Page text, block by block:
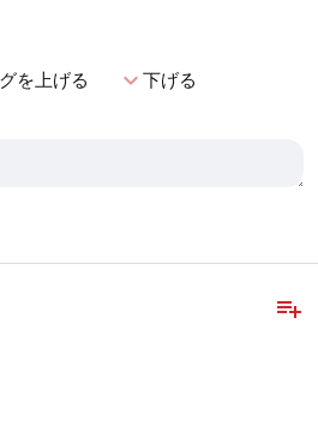
を上げる expand_more下げる
playlist_add